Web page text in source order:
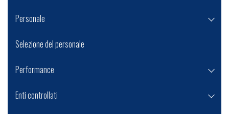
Personale
Selezione del personale
Performance
Enti controllati